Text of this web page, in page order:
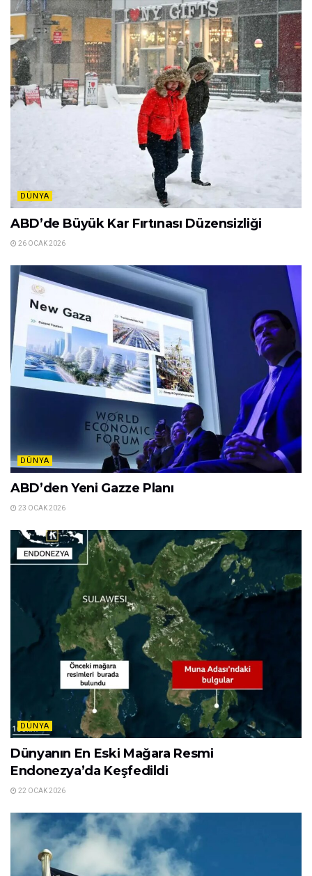
DÜNYA
ABD’de Büyük Kar Fırtınası Düzensizliği
26 OCAK 2026
DÜNYA
ABD’den Yeni Gazze Planı
23 OCAK 2026
DÜNYA
Dünyanın En Eski Mağara Resmi
Endonezya’da Keşfedildi
22 OCAK 2026